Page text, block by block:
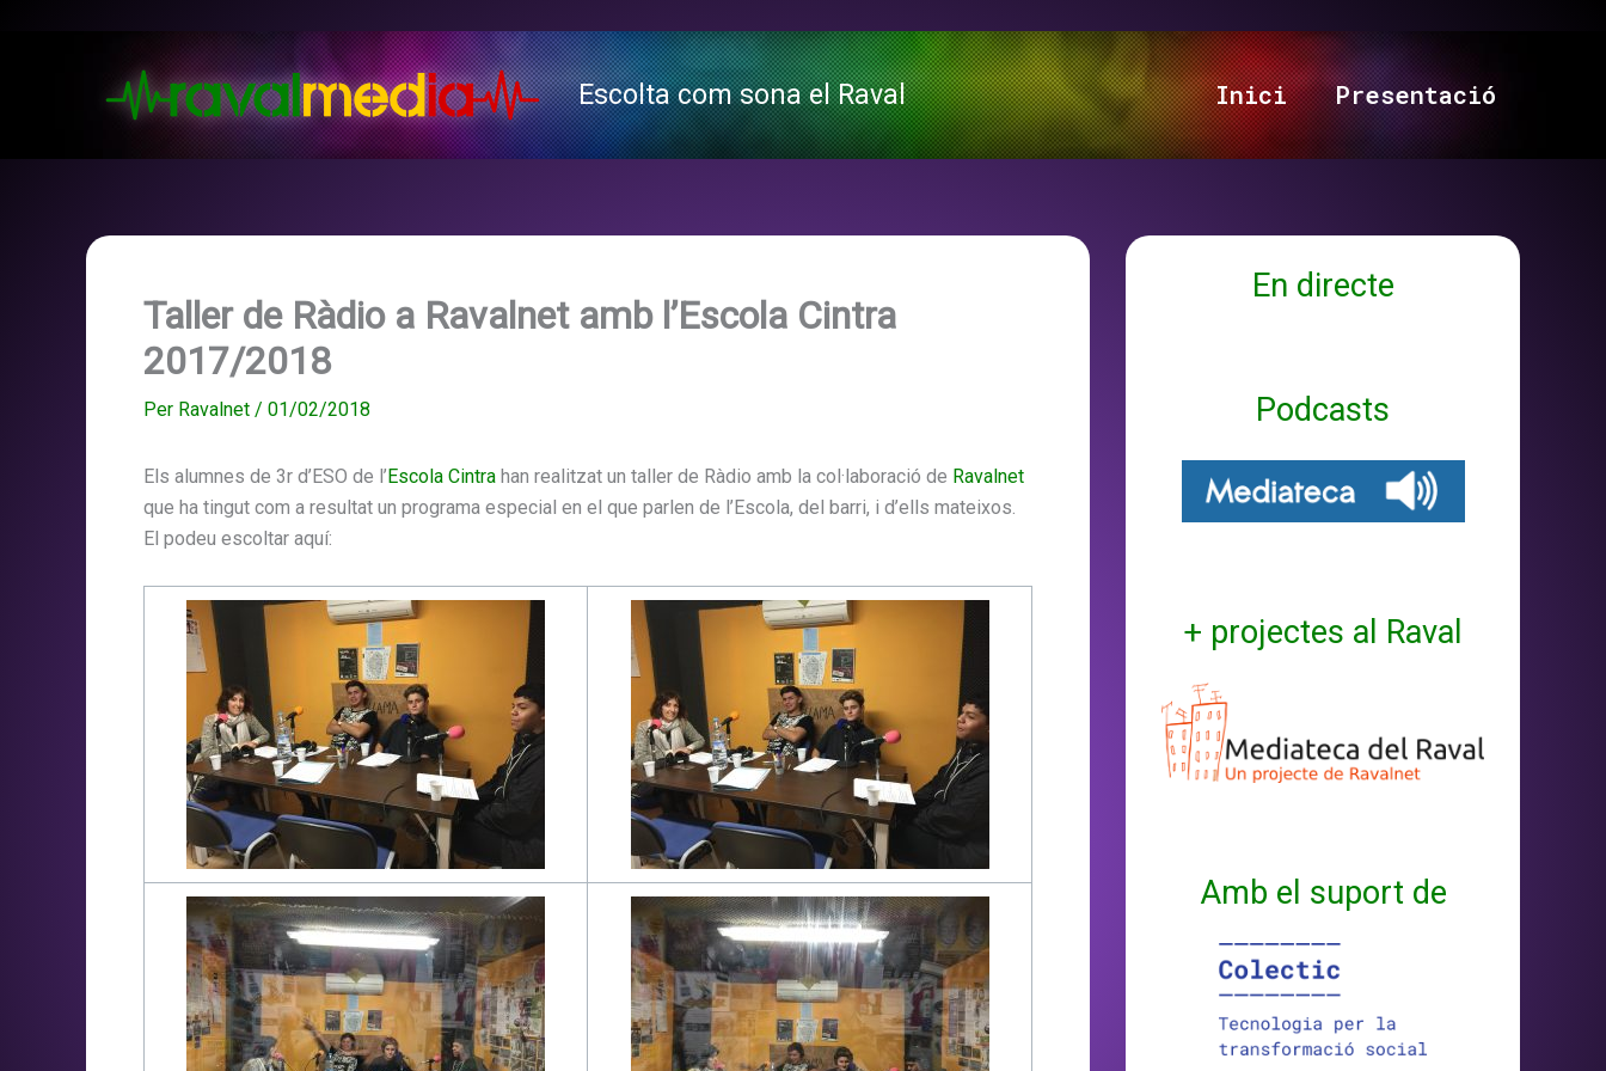
Escolta com sona el Raval Inici Presentació
Taller de Ràdio a Ravalnet amb l’Escola Cintra
2017/2018
Per Ravalnet / 01/02/2018
Els alumnes de 3r d’ESO de l’Escola Cintra han realitzat un taller de Ràdio amb la col·laboració de Ravalnet
que ha tingut com a resultat un programa especial en el que parlen de l’Escola, del barri, i d’ells mateixos.
El podeu escoltar aquí:
En directe
Podcasts
+ projectes al Raval
Amb el suport de